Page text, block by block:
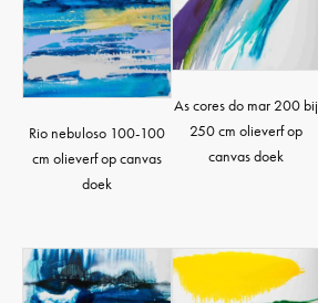
Rio nebuloso 100-100
cm olieverf op canvas
doek
As cores do mar 200 bij
250 cm olieverf op
canvas doek